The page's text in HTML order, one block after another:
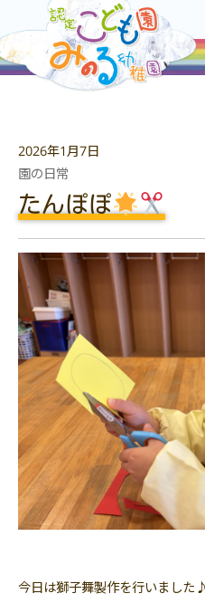
2026年1月7日
園の日常
たんぽぽ
今日は獅子舞製作を行いました♪